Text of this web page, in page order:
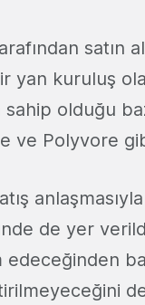
satın
yan kuruluş
sahip olduğu
ve Polyvore
de yer